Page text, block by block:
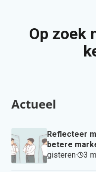
Op zoek
Actueel
Reflecteer
betere
gisteren· 3